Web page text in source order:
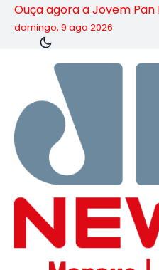
Ouça agora a Jovem Pan
domingo, 9 ago 2026